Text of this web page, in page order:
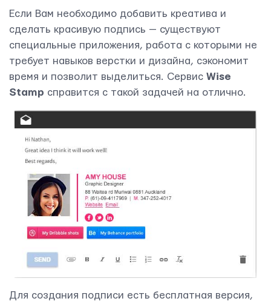
Если Вам необходимо добавить креатива и
сделать красивую подпись — существуют
специальные приложения, работа с которыми не
требует навыков верстки и дизайна, сэкономит
время и позволит выделиться. Сервис Wise
Stamp справится с такой задачей на отлично.
Для создания подписи есть бесплатная версия,
Контактная информация
info@yudjes.com
Rävala pst 8-ruum 810, 10143, Tallinn
Yudjes OÜ